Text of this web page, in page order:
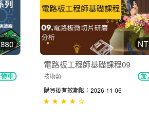
車
電路板工程師基礎課程09
技術類 加
購買後有效期限：2026-11-06